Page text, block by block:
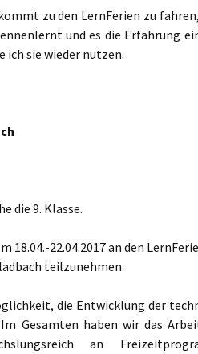
zu den LernFerien zu
und es die Erfahrung
sie wieder nutzen.
die 9. Klasse.
22.04.2017 an den
teilzunehmen.
die Entwicklung der
Gesamten haben wir das
an